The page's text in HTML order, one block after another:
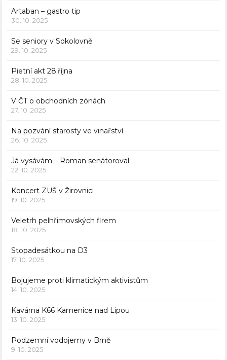
Artaban – gastro tip
30. 10. 2025
Se seniory v Sokolovně
29. 10. 2025
Pietní akt 28.října
28. 10. 2025
V ČT o obchodních zónách
27. 10. 2025
Na pozvání starosty ve vinařství
26. 10. 2025
Já vysávám – Roman senátoroval
22. 10. 2025
Koncert ZUŠ v Žirovnici
19. 10. 2025
Veletrh pelhřimovských firem
18. 10. 2025
Stopadesátkou na D3
17. 10. 2025
Bojujeme proti klimatickým aktivistům
14. 10. 2025
Kavárna K66 Kamenice nad Lipou
13. 10. 2025
Podzemní vodojemy v Brně
9. 10. 2025